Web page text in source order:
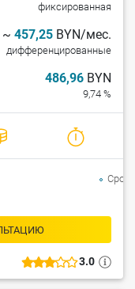
3.0
фиксированная
~ 457,25 BYN/мес.
дифференцированные
486,96 BYN
9,74 %
Срок